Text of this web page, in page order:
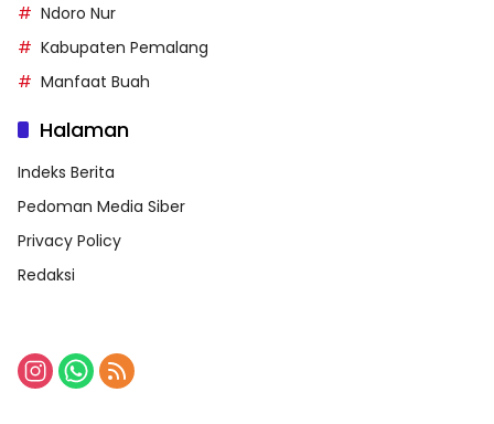
Ndoro Nur
Kabupaten Pemalang
Manfaat Buah
Halaman
Indeks Berita
Pedoman Media Siber
Privacy Policy
Redaksi